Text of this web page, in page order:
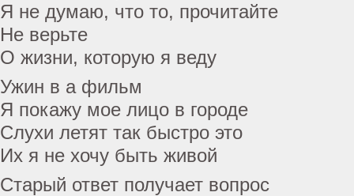
Я не думаю, что то, прочитайте
Не верьте
О жизни, которую я веду
Ужин в a фильм
Я покажу мое лицо в городе
Слухи летят так быстро это
Их я не хочу быть живой
Старый ответ получает вопрос